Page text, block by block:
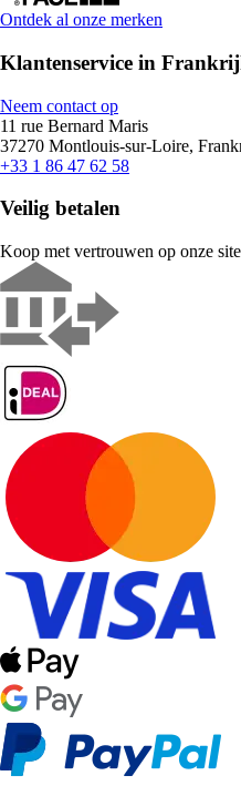
Ontdek al onze merken
Klantenservice in
Neem contact op
11 rue Bernard Maris
37270 Montlouis-sur-Loire,
+33 1 86 47 62 58
Veilig betalen
Koop met vertrouwen op onze site